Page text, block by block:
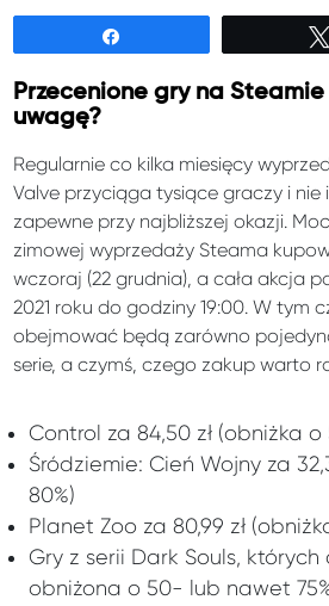
Przecenione gry na
uwagę?
Regularnie co kilka miesięcy
Valve przyciąga tysiące graczy i nie
zapewne przy najbliższej okazji.
zimowej wyprzedaży Steama
wczoraj (22 grudnia), a cała akcja
2021 roku do godziny 19:00. W tym
obejmować będą zarówno
serie, a czymś, czego zakup warto
Control za 84,50 zł (obniżka o
Śródziemie: Cień Wojny za
80%)
Planet Zoo za 80,99 zł
Gry z serii Dark Souls, których
obniżona o 50- lub nawet